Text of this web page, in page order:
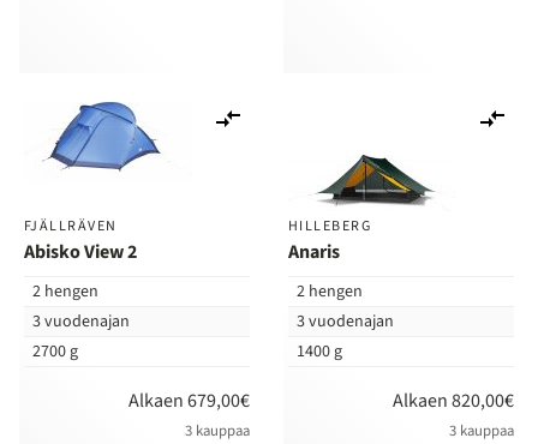
FJÄLLRÄVEN
Abisko View 2
2 hengen
3 vuodenajan
2700 g
Alkaen 679,00€
3 kauppaa
HILLEBERG
Anaris
2 hengen
3 vuodenajan
1400 g
Alkaen 820,00€
3 kauppaa